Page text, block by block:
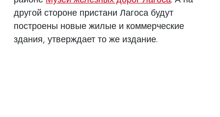
другой стороне пристани Лагоса будут
построены новые жилые и коммерческие
здания, утверждает то же издание.